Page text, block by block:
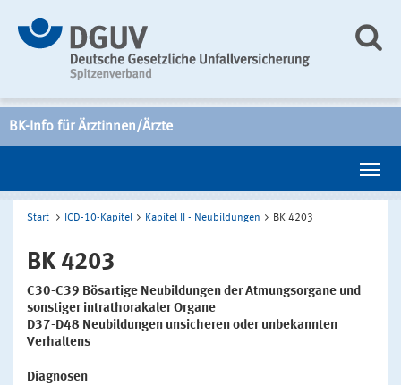
BK-Info für Ärztinnen/Ärzte
Start ICD-10-Kapitel Kapitel II - Neubildungen BK 4203
BK 4203
C30-C39 Bösartige Neubildungen der Atmungsorgane und
sonstiger intrathorakaler Organe
D37-D48 Neubildungen unsicheren oder unbekannten
Verhaltens
Diagnosen